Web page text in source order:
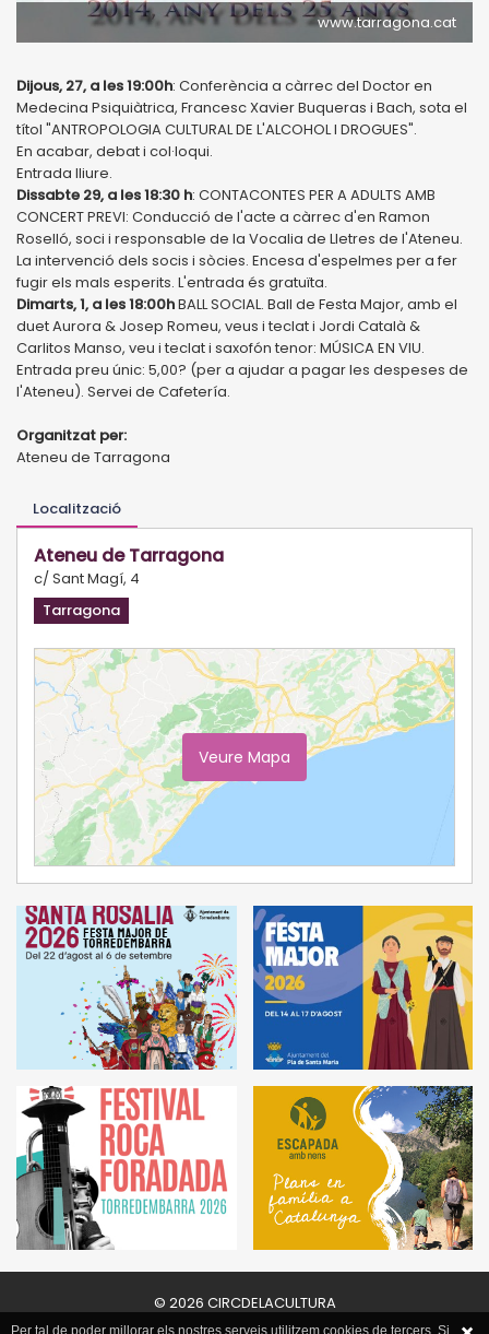
www.tarragona.cat
Dijous, 27, a les 19:00h: Conferència a càrrec del Doctor en
Medecina Psiquiàtrica, Francesc Xavier Buqueras i Bach, sota el
títol "ANTROPOLOGIA CULTURAL DE L'ALCOHOL I DROGUES".
En acabar, debat i col·loqui.
Entrada lliure.
Dissabte 29, a les 18:30 h: CONTACONTES PER A ADULTS AMB
CONCERT PREVI: Conducció de l'acte a càrrec d'en Ramon
Roselló, soci i responsable de la Vocalia de Lletres de l'Ateneu.
La intervenció dels socis i sòcies. Encesa d'espelmes per a fer
fugir els mals esperits. L'entrada és gratuïta.
Dimarts, 1, a les 18:00hBALL SOCIAL. Ball de Festa Major, amb el
duet Aurora & Josep Romeu, veus i teclat i Jordi Català &
Carlitos Manso, veu i teclat i saxofón tenor: MÚSICA EN VIU.
Entrada preu únic: 5,00? (per a ajudar a pagar les despeses de
l'Ateneu). Servei de Cafetería.
Organitzat per:
Ateneu de Tarragona
Localització
Ateneu de Tarragona
c/ Sant Magí, 4
Tarragona
Veure Mapa
© 2026 CIRCDELACULTURA
Per tal de poder millorar els nostres serveis utilitzem cookies de tercers. Si